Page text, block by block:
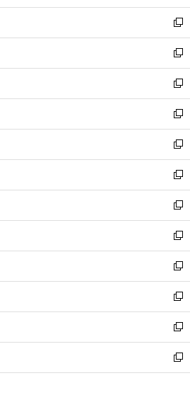
開
く
ウ
で
開
く
ン
ド
ウ
で
開
く
新
し
い
ウ
ィ
ン
ド
ウ
で
開
く
新
し
い
ウ
ィ
ン
ド
ウ
で
開
く
新
し
い
ウ
ィ
ン
ド
ウ
で
開
く
新
し
い
ウ
ィ
ン
ド
ウ
で
開
く
新
し
い
ウ
ィ
ン
ド
ウ
で
開
く
新
し
い
ウ
ィ
ン
ド
ウ
で
開
く
新
し
い
ウ
ィ
ン
ド
ウ
で
開
く
新
し
い
ウ
ィ
ン
ド
ウ
で
開
新
し
い
ウ
ィ
ン
ド
ウ
新
し
い
ウ
ィ
ン
新
し
い
ウ
新
し